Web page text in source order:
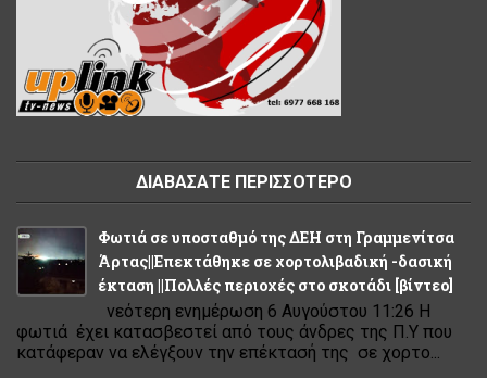
ΔΙΑΒΑΣΑΤΕ ΠΕΡΙΣΣΟΤΕΡΟ
Φωτιά σε υποσταθμό της ΔΕΗ στη Γραμμενίτσα
Άρτας||Επεκτάθηκε σε χορτολιβαδική -δασική
έκταση ||Πολλές περιοχές στο σκοτάδι [βίντεο]
νεότερη ενημέρωση 6 Αυγούστου 11:26 Η
φωτιά έχει κατασβεστεί από τους άνδρες της Π.Υ που
κατάφεραν να ελέγξουν την επέκτασή της σε χορτο...